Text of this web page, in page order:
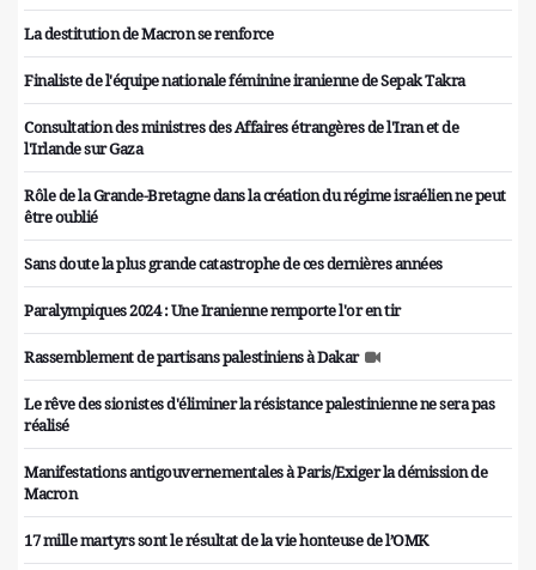
La destitution de Macron se renforce
Finaliste de l'équipe nationale féminine iranienne de Sepak Takra
Consultation des ministres des Affaires étrangères de l'Iran et de
l'Irlande sur Gaza
Rôle de la Grande-Bretagne dans la création du régime israélien ne peut
être oublié
Sans doute la plus grande catastrophe de ces dernières années
Paralympiques 2024 : Une Iranienne remporte l'or en tir
Rassemblement de partisans palestiniens à Dakar
Le rêve des sionistes d'éliminer la résistance palestinienne ne sera pas
réalisé
Manifestations antigouvernementales à Paris/Exiger la démission de
Macron
17 mille martyrs sont le résultat de la vie honteuse de l’OMK